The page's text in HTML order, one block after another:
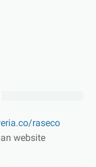
raseco
website